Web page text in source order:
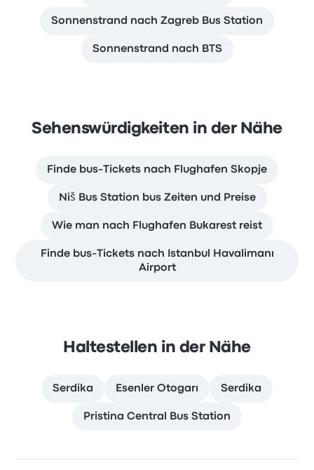
Sonnenstrand nach Zagreb Bus Station
Sonnenstrand nach BTS
Sehenswürdigkeiten in der Nähe
Finde bus-Tickets nach Flughafen Skopje
Niš Bus Station bus Zeiten und Preise
Wie man nach Flughafen Bukarest reist
Finde bus-Tickets nach Istanbul Havalimanı
Airport
Haltestellen in der Nähe
Serdika Esenler Otogarı Serdika
Pristina Central Bus Station